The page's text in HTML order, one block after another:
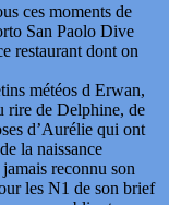
ces moments de
San Paolo Dive
restaurant dont on
météos d Erwan,
rire de Delphine, de
d’Aurélie qui ont
la naissance
reconnu son
les N1 de son brief